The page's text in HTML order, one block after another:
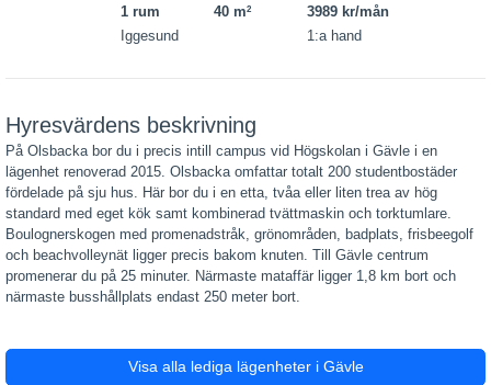
1 rum 40 m2
3989 kr/mån
Iggesund
1:a hand
Hyresvärdens beskrivning
På Olsbacka bor du i precis intill campus vid Högskolan i Gävle i en
lägenhet renoverad 2015. Olsbacka omfattar totalt 200 studentbostäder
fördelade på sju hus. Här bor du i en etta, tvåa eller liten trea av hög
standard med eget kök samt kombinerad tvättmaskin och torktumlare.
Boulognerskogen med promenadstråk, grönområden, badplats, frisbeegolf
och beachvolleynät ligger precis bakom knuten. Till Gävle centrum
promenerar du på 25 minuter. Närmaste mataffär ligger 1,8 km bort och
närmaste busshållplats endast 250 meter bort.
Visa alla lediga lägenheter i Gävle